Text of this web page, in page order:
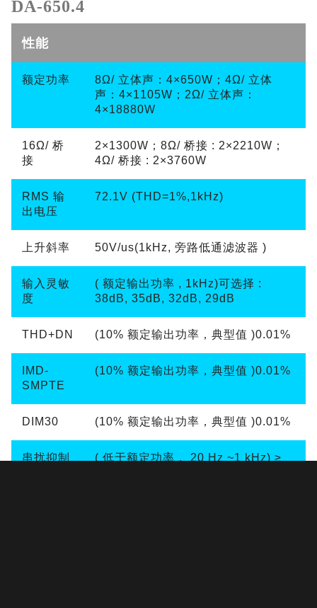
DA-650.4
性能
额定功率
8Ω/ 立体声：4×650W；4Ω/ 立体
声：4×1105W；2Ω/ 立体声：
4×18880W
16Ω/ 桥
接
2×1300W；8Ω/ 桥接 : 2×2210W；
4Ω/ 桥接 : 2×3760W
RMS 输
出电压
72.1V (THD=1%,1kHz)
上升斜率 50V/us(1kHz, 旁路低通滤波器 )
输入灵敏
度
( 额定输出功率 , 1kHz)可选择 :
38dB, 35dB, 32dB, 29dB
THD+DN (10% 额定输出功率，典型值 )0.01%
IMD-
SMPTE
(10% 额定输出功率，典型值 )0.01%
DIM30 (10% 额定输出功率，典型值 )0.01%
串扰抑制
( 低于额定功率， 20 Hz ~1 kHz) ≥